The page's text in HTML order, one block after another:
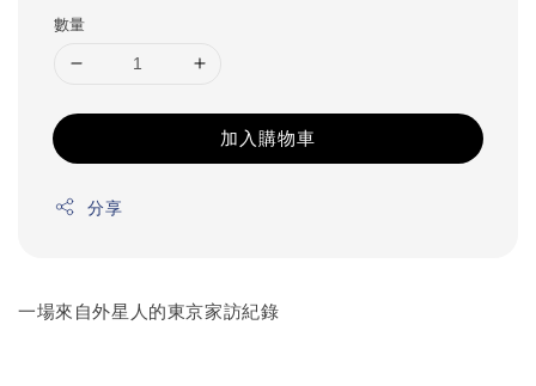
數量
加入購物車
分享
一場來自外星人的東京家訪紀錄